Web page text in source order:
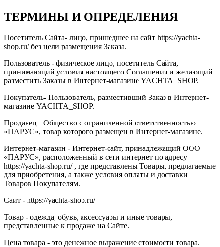
ТЕРМИНЫ И ОПРЕДЕЛЕНИЯ
Посетитель Сайта- лицо, пришедшее на сайт https://yachta-
shop.ru/ без цели размещения Заказа.
Пользователь - физическое лицо, посетитель Сайта,
принимающий условия настоящего Соглашения и желающий
разместить Заказы в Интернет-магазине YACHTA_SHOP.
Покупатель- Пользователь, разместивший Заказ в Интернет-
магазине YACHTA_SHOP.
Продавец - Общество с ограниченной ответственностью
«ПАРУС», товар которого размещен в Интернет-магазине.
Интернет-магазин - Интернет-сайт, принадлежащий ООО
«ПАРУС», расположенный в сети интернет по адресу
https://yachta-shop.ru/ , где представлены Товары, предлагаемые
для приобретения, а также условия оплаты и доставки
Товаров Покупателям.
Сайт - https://yachta-shop.ru/
Товар - одежда, обувь, аксессуары и иные товары,
представленные к продаже на Сайте.
Цена товара - это денежное выражение стоимости товара.